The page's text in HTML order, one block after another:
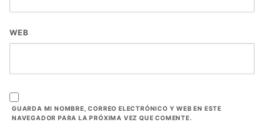
WEB
GUARDA MI NOMBRE, CORREO ELECTRÓNICO Y WEB EN ESTE
NAVEGADOR PARA LA PRÓXIMA VEZ QUE COMENTE.